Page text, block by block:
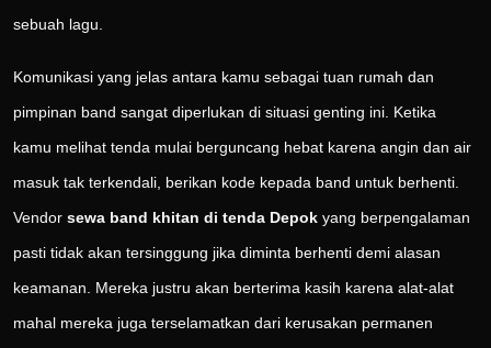
sebuah lagu.
Komunikasi yang jelas antara kamu sebagai tuan rumah dan
pimpinan band sangat diperlukan di situasi genting ini. Ketika
kamu melihat tenda mulai berguncang hebat karena angin dan air
masuk tak terkendali, berikan kode kepada band untuk berhenti.
Vendor sewa band khitan di tenda Depok yang berpengalaman
pasti tidak akan tersinggung jika diminta berhenti demi alasan
keamanan. Mereka justru akan berterima kasih karena alat-alat
mahal mereka juga terselamatkan dari kerusakan permanen